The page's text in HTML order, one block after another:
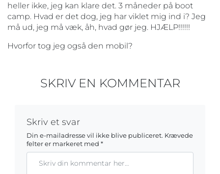
heller ikke, jeg kan klare det. 3 måneder på boot
camp. Hvad er det dog, jeg har viklet mig ind i? Jeg
må ud, jeg må væk, åh, hvad gør jeg. HJÆLP!!!!!!
Hvorfor tog jeg også den mobil?
SKRIV EN KOMMENTAR
Skriv et svar
Din e-mailadresse vil ikke blive publiceret. Krævede
felter er markeret med *